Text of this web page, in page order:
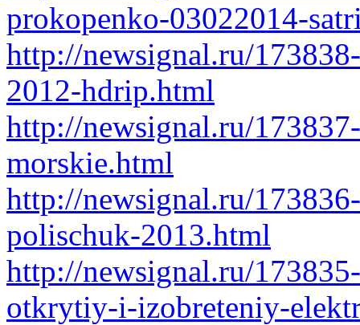
prokopenko-03022014-
http://newsignal.ru/
2012-hdrip.html
http://newsignal.ru/
morskie.html
http://newsignal.ru/
polischuk-2013.html
http://newsignal.ru/
otkrytiy-i-izobreteniy-